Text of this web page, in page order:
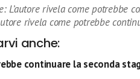
L’autore rivela come potrebbe
rivela come potrebbe
anche:
continuare la seconda